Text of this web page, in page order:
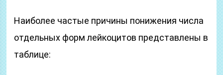
Наиболее частые причины понижения числа
отдельных форм лейкоцитов представлены в
таблице: